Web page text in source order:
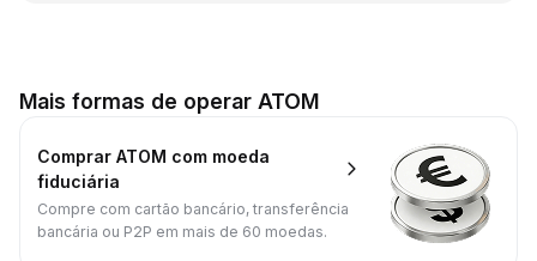
Mais formas de operar ATOM
Comprar ATOM com moeda
fiduciária
Compre com cartão bancário, transferência
bancária ou P2P em mais de 60 moedas.